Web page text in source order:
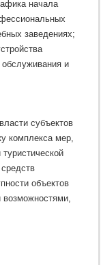
начала
заведениях;
и
субъектов
комплекса мер,
объектов
возможностями,